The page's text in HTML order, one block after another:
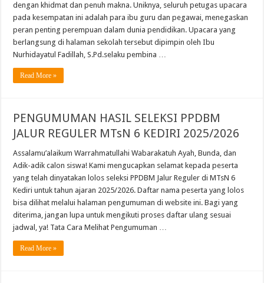
dengan khidmat dan penuh makna. Uniknya, seluruh petugas upacara
pada kesempatan ini adalah para ibu guru dan pegawai, menegaskan
peran penting perempuan dalam dunia pendidikan. Upacara yang
berlangsung di halaman sekolah tersebut dipimpin oleh Ibu
Nurhidayatul Fadillah, S.Pd.selaku pembina …
Read More »
PENGUMUMAN HASIL SELEKSI PPDBM
JALUR REGULER MTsN 6 KEDIRI 2025/2026
Assalamu’alaikum Warrahmatullahi Wabarakatuh Ayah, Bunda, dan
Adik-adik calon siswa! Kami mengucapkan selamat kepada peserta
yang telah dinyatakan lolos seleksi PPDBM Jalur Reguler di MTsN 6
Kediri untuk tahun ajaran 2025/2026. Daftar nama peserta yang lolos
bisa dilihat melalui halaman pengumuman di website ini. Bagi yang
diterima, jangan lupa untuk mengikuti proses daftar ulang sesuai
jadwal, ya! Tata Cara Melihat Pengumuman …
Read More »